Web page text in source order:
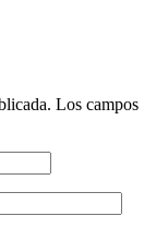
Los campos